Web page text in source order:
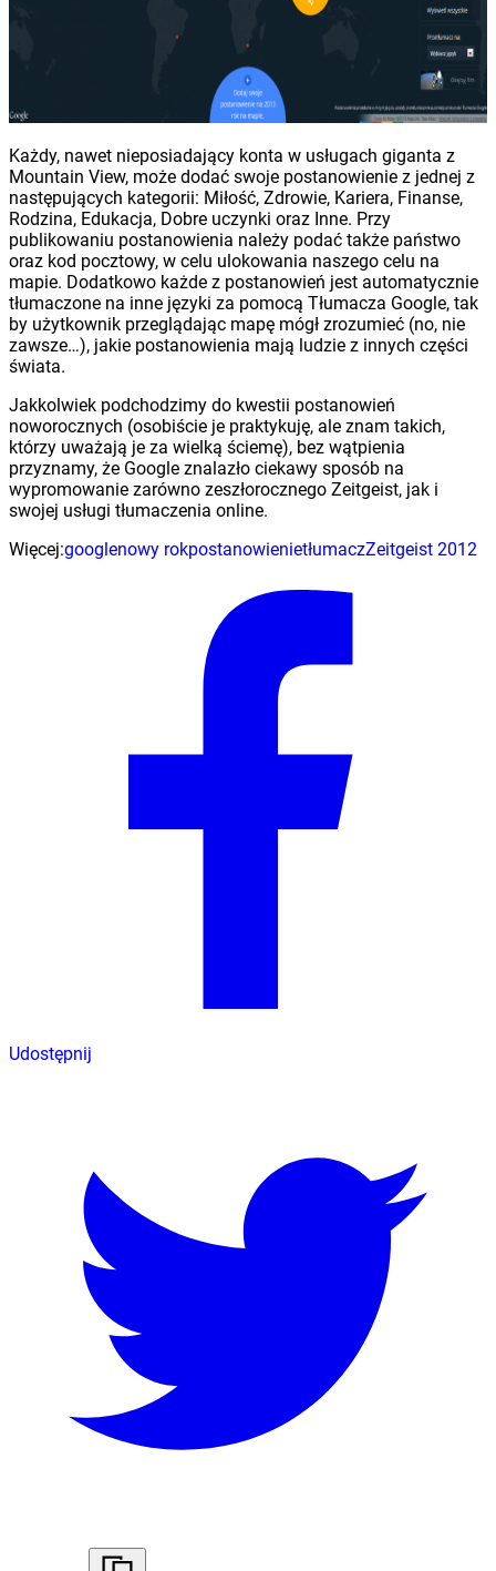
Każdy, nawet nieposiadający konta w usługach giganta z
Mountain View, może dodać swoje postanowienie z jednej z
następujących kategorii: Miłość, Zdrowie, Kariera, Finanse,
Rodzina, Edukacja, Dobre uczynki oraz Inne. Przy
publikowaniu postanowienia należy podać także państwo
oraz kod pocztowy, w celu ulokowania naszego celu na
mapie. Dodatkowo każde z postanowień jest automatycznie
tłumaczone na inne języki za pomocą Tłumacza Google, tak
by użytkownik przeglądając mapę mógł zrozumieć (no, nie
zawsze…), jakie postanowienia mają ludzie z innych części
świata.
Jakkolwiek podchodzimy do kwestii postanowień
noworocznych (osobiście je praktykuję, ale znam takich,
którzy uważają je za wielką ściemę), bez wątpienia
przyznamy, że Google znalazło ciekawy sposób na
wypromowanie zarówno zeszłorocznego Zeitgeist, jak i
swojej usługi tłumaczenia online.
Więcej:googlenowy rokpostanowienietłumaczZeitgeist 2012
Udostępnij